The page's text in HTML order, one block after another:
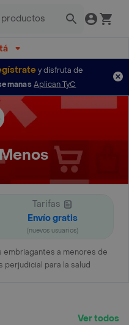
y disfruta de
Aplican TyC
Tarifas
Envío gratis
(nuevos usuarios)
embriagantes a menores de
perjudicial para la salud
Ver todos